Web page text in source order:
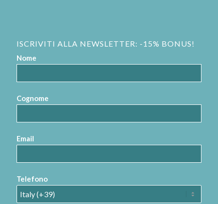
ISCRIVITI ALLA NEWSLETTER: -15% BONUS!
Nome
Cognome
Email
Telefono